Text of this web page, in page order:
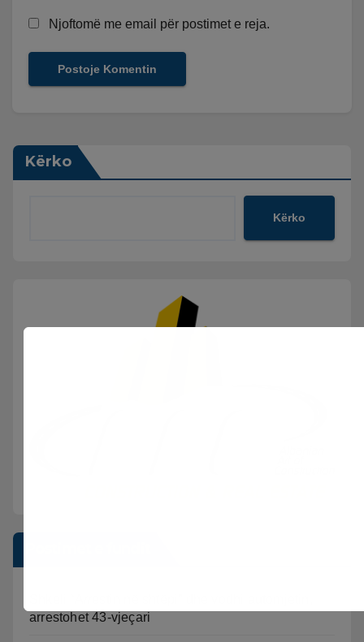
Njoftomë me email për postimet e reja.
Kërko
Kërko
arrestohet 43-vjeçari